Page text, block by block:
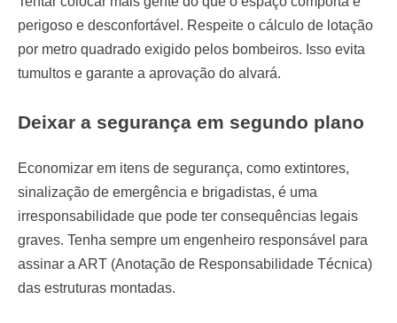
perigoso e desconfortável. Respeite o cálculo de lotação
por metro quadrado exigido pelos bombeiros. Isso evita
tumultos e garante a aprovação do alvará.
Deixar a segurança em segundo plano
Economizar em itens de segurança, como extintores,
sinalização de emergência e brigadistas, é uma
irresponsabilidade que pode ter consequências legais
graves. Tenha sempre um engenheiro responsável para
assinar a ART (Anotação de Responsabilidade Técnica)
das estruturas montadas.